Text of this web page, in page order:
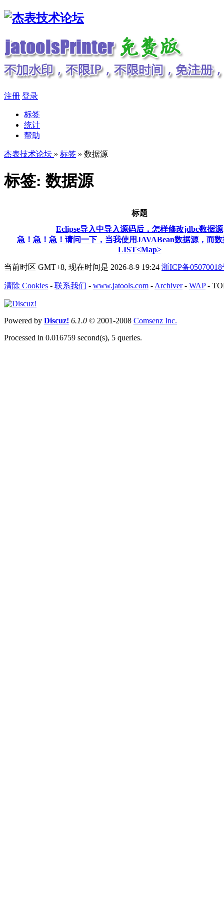
注册 登录
标签
统计
帮助
杰表技术论坛 » 标签 » 数据源
标签: 数据源
标题
Eclipse导入中导入源码后，怎样修改jdbc数据源
急！急！急！请问一下，当我使用JAVABean数据源，而
LIST<Map>
当前时区 GMT+8, 现在时间是 2026-8-9 19:24 浙ICP备05070018
清除 Cookies - 联系我们 - www.jatools.com - Archiver- WAP-
Powered by Discuz! 6.1.0 © 2001-2008 Comsenz Inc.
Processed in 0.016759 second(s), 5 queries.